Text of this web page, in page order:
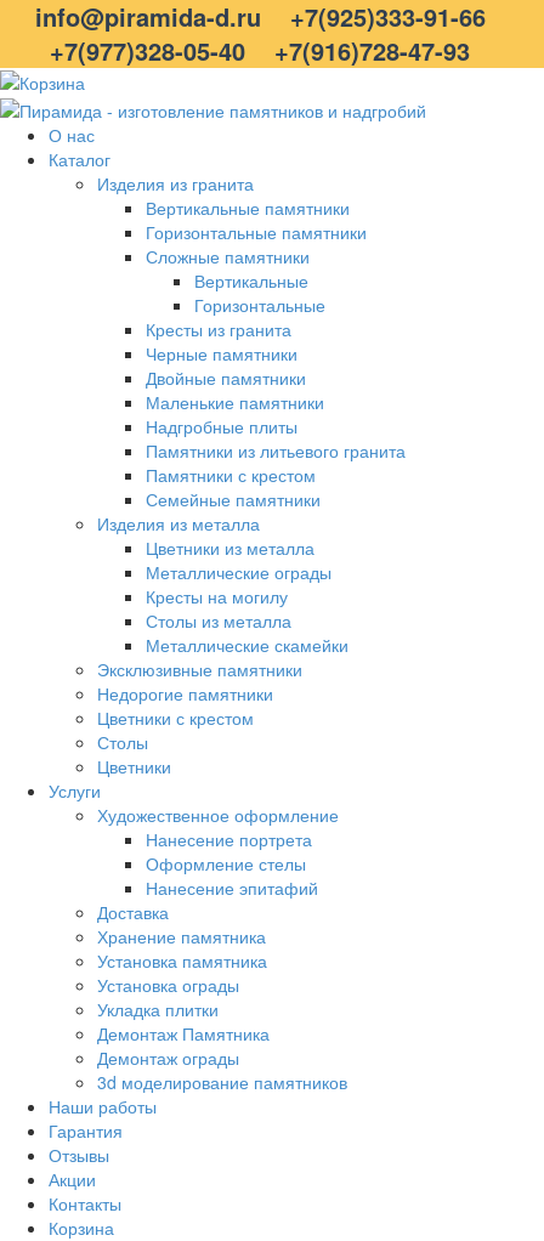
info@piramida-d.ru
+7(925)333-91-66
+7(977)328-05-40
+7(916)728-47-93
О нас
Каталог
Изделия из гранита
Вертикальные памятники
Горизонтальные памятники
Сложные памятники
Вертикальные
Горизонтальные
Кресты из гранита
Черные памятники
Двойные памятники
Маленькие памятники
Надгробные плиты
Памятники из литьевого гранита
Памятники с крестом
Семейные памятники
Изделия из металла
Цветники из металла
Металлические ограды
Кресты на могилу
Столы из металла
Металлические скамейки
Эксклюзивные памятники
Недорогие памятники
Цветники с крестом
Столы
Цветники
Услуги
Художественное оформление
Нанесение портрета
Оформление стелы
Нанесение эпитафий
Доставка
Хранение памятника
Установка памятника
Установка ограды
Укладка плитки
Демонтаж Памятника
Демонтаж ограды
3d моделирование памятников
Наши работы
Гарантия
Отзывы
Акции
Контакты
Корзина